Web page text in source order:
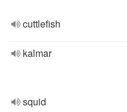
cuttlefish
kalmar
squid